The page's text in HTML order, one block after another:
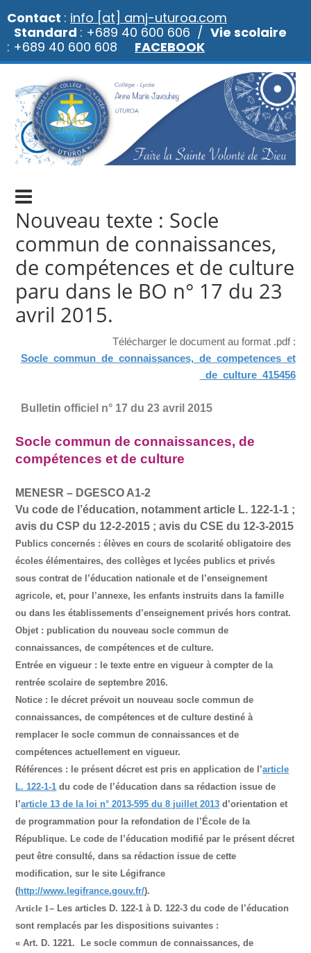
Nouveau texte : Socle
commun de connaissances,
de compétences et de culture
paru dans le BO n° 17 du 23
avril 2015.
Télécharger le document au format .pdf :
Socle_commun_de_connaissances,_de_competences_et
_de_culture_415456
Bulletin officiel n° 17 du 23 avril 2015
Socle commun de connaissances, de
compétences et de culture
MENESR – DGESCO A1-2
Vu code de l’éducation, notamment article L. 122-1-1 ;
avis du CSP du 12-2-2015 ; avis du CSE du 12-3-2015
Publics concernés : élèves en cours de scolarité obligatoire des
écoles élémentaires, des collèges et lycées publics et privés
sous contrat de l’éducation nationale et de l’enseignement
agricole, et, pour l’annexe, les enfants instruits dans la famille
ou dans les établissements d’enseignement privés hors contrat.
Objet : publication du nouveau socle commun de
connaissances, de compétences et de culture.
Entrée en vigueur : le texte entre en vigueur à compter de la
rentrée scolaire de septembre 2016.
Notice : le décret prévoit un nouveau socle commun de
connaissances, de compétences et de culture destiné à
remplacer le socle commun de connaissances et de
compétences actuellement en vigueur.
Références : le présent décret est pris en application de l’article
L. 122-1-1 du code de l’éducation dans sa rédaction issue de
l’article 13 de la loi n° 2013-595 du 8 juillet 2013 d’orientation et
de programmation pour la refondation de l’École de la
République. Le code de l’éducation modifié par le présent décret
peut être consulté, dans sa rédaction issue de cette
modification, sur le site Légifrance
(http://www.legifrance.gouv.fr/).
Article 1– Les articles D. 122-1 à D. 122-3 du code de l’éducation
sont remplacés par les dispositions suivantes :
« Art. D. 1221. Le socle commun de connaissances, de
Contact : info [at] amj-uturoa.com
Standard : +689 40 600 606 / Vie scolaire
: +689 40 600 608 FACEBOOK